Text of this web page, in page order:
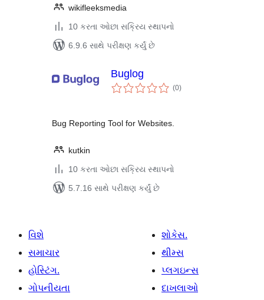
wikifleeksmedia
10 કરતા ઓછા સક્રિય સ્થાપનો
6.9.6 સાથે પરીક્ષણ કર્યું છે
Buglog
(0કુલ
રેટિંગ્સ
)
Bug Reporting Tool for Websites.
kutkin
10 કરતા ઓછા સક્રિય સ્થાપનો
5.7.16 સાથે પરીક્ષણ કર્યું છે
વિશે
સમાચાર
હોસ્ટિંગ.
ગોપનીયતા
શોકેસ.
થીમ્સ
પ્લગઇન્સ
દાખલાઓ